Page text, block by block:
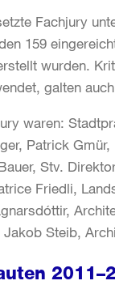
Fachjury
159
wurden.
galten
waren:
Patrick
Stv.
Friedli,
Steib,